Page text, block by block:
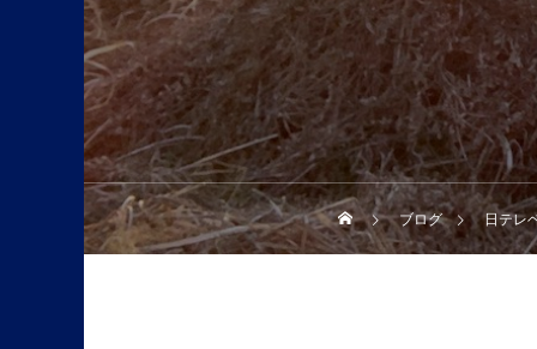
ブログ 日テレ